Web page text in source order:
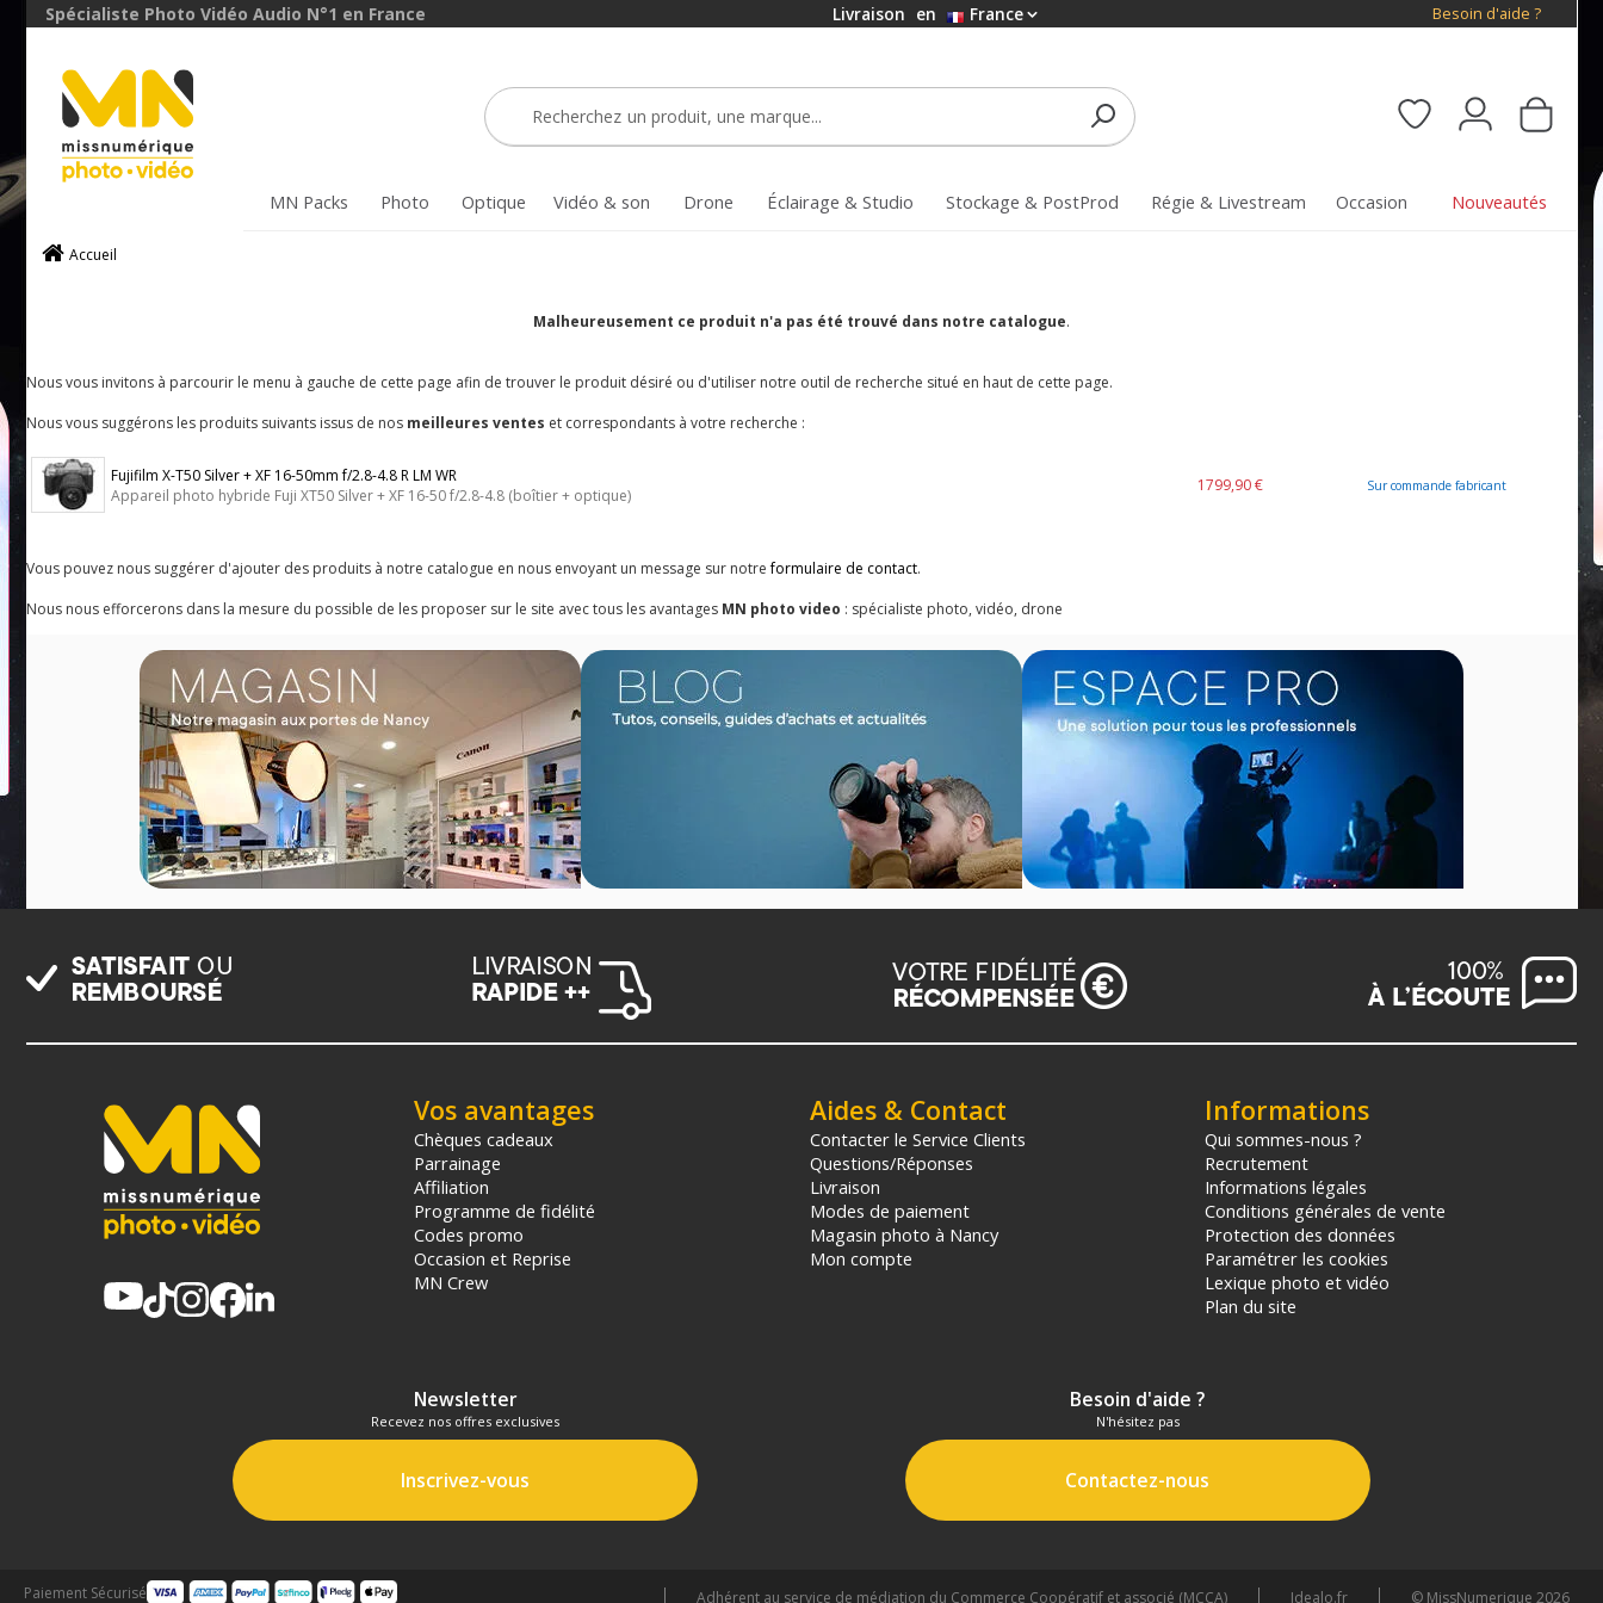
Spécialiste Photo Vidéo Audio N°1 en France Livraison en France Besoin d'aide ?
MN Packs Photo Optique Vidéo & son Drone Éclairage & Studio Stockage & PostProd Régie & Livestream Occasion Nouveautés
Accueil
Malheureusement ce produit n'a pas été trouvé dans notre catalogue.
Nous vous invitons à parcourir le menu à gauche de cette page afin de trouver le produit désiré ou d'utiliser notre outil de recherche situé en haut de cette page.
Nous vous suggérons les produits suivants issus de nos meilleures ventes et correspondants à votre recherche :
Fujifilm X-T50 Silver + XF 16-50mm f/2.8-4.8 R LM WR
Appareil photo hybride Fuji XT50 Silver + XF 16-50 f/2.8-4.8 (boîtier + optique)
1799,90 € Sur commande fabricant
Vous pouvez nous suggérer d'ajouter des produits à notre catalogue en nous envoyant un message sur notreformulaire de contact.
Nous nous efforcerons dans la mesure du possible de les proposer sur le site avec tous les avantages MN photo video : spécialiste photo, vidéo, drone
Vos avantages
Chèques cadeaux
Parrainage
Affiliation
Programme de fidélité
Codes promo
Occasion et Reprise
MN Crew
Aides & Contact
Contacter le Service Clients
Questions/Réponses
Livraison
Modes de paiement
Magasin photo à Nancy
Mon compte
Informations
Qui sommes-nous ?
Recrutement
Informations légales
Conditions générales de vente
Protection des données
Paramétrer les cookies
Lexique photo et vidéo
Plan du site
Newsletter
Recevez nos offres exclusives
Inscrivez-vous
Besoin d'aide ?
N'hésitez pas
Contactez-nous
Paiement Sécurisé Adhérent au service de médiation du Commerce Coopératif et associé (MCCA) Idealo.fr © MissNumerique 2026